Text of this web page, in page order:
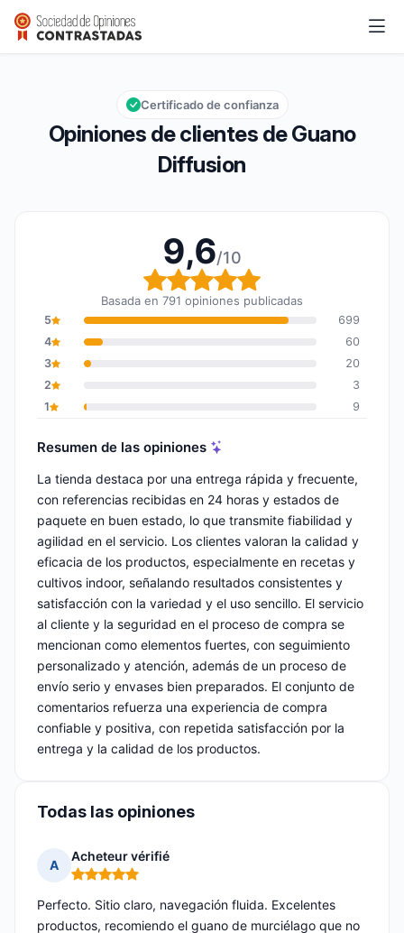
Guano Diffusion
Calificación global: 9,6 de 10
9,6/10
Opiniones de clientes de Guano
Diffusion
Certificado de confianza
9,6/10
Calificación global: 9,6
Basada en 791 opiniones publicadas
5
699
4
60
3
20
2
3
1
9
Resumen de las opiniones
La tienda destaca por una entrega rápida y frecuente,
con referencias recibidas en 24 horas y estados de
paquete en buen estado, lo que transmite fiabilidad y
agilidad en el servicio. Los clientes valoran la calidad y
eficacia de los productos, especialmente en recetas y
cultivos indoor, señalando resultados consistentes y
satisfacción con la variedad y el uso sencillo. El servicio
al cliente y la seguridad en el proceso de compra se
mencionan como elementos fuertes, con seguimiento
personalizado y atención, además de un proceso de
envío serio y envases bien preparados. El conjunto de
comentarios refuerza una experiencia de compra
confiable y positiva, con repetida satisfacción por la
entrega y la calidad de los productos.
Todas las opiniones
A
Acheteur vérifié
Nota: 5 de 5
Perfecto. Sitio claro, navegación fluida. Excelentes
productos, recomiendo el guano de murciélago que no